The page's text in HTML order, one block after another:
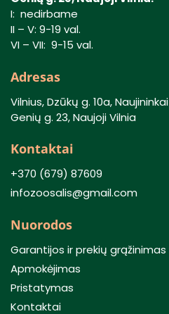
I: nedirbame
II – V: 9-19 val.
VI – VII: 9-15 val.
Adresas
Vilnius, Dzūkų g. 10a, Naujininkai
Genių g. 23, Naujoji Vilnia
Kontaktai
+370 (679) 87609
infozoosalis@gmail.com
Nuorodos
Garantijos ir prekių grąžinimas
Apmokėjimas
Pristatymas
Kontaktai